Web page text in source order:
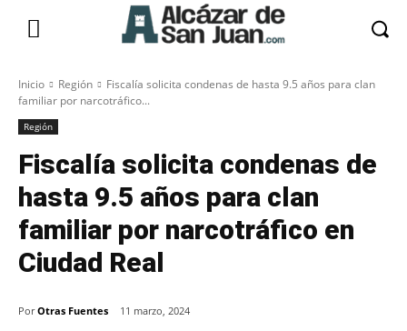
Inicio Región
Fiscalía solicita condenas de hasta 9.5 años para clan
familiar por narcotráfico...
Región
Fiscalía solicita condenas de
hasta 9.5 años para clan
familiar por narcotráfico en
Ciudad Real
Por Otras Fuentes 11 marzo, 2024